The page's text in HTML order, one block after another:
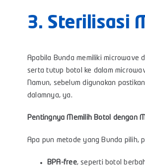
3. Sterilisasi
Apabila Bunda memiliki microwave
serta tutup botol ke dalam
Namun, sebelum digunakan
dalamnya, ya.
Pentingnya Memilih Botol dengan
Apa pun metode yang Bunda pilih,
BPA-free, seperti botol